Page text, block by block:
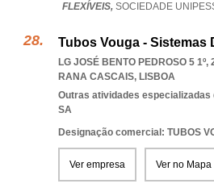
FLEXÍVEIS, SOCIEDADE
Tubos Vouga - Sistemas
LG JOSÉ BENTO PEDROSO 5 1º,
RANA CASCAIS, LISBOA
Outras atividades
SA
Designação comercial: TUBOS
Ver empresa Ver no Mapa